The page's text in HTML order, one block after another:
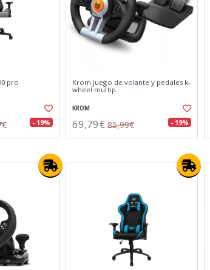
pro
- 19%
Krom juego de volante y pedales k-
wheel multip.
KROM
69,79€ 85,99€ - 19%